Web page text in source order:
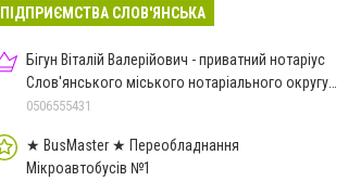
ПІДПРИЄМСТВА СЛОВ'ЯНСЬКА
Бігун Віталій Валерійович - приватний нотаріус
Слов'янського міського нотаріального округу
Дон.обл.
0506555431
★ BusMaster ★ Переобладнання
Мікроавтобусів №1